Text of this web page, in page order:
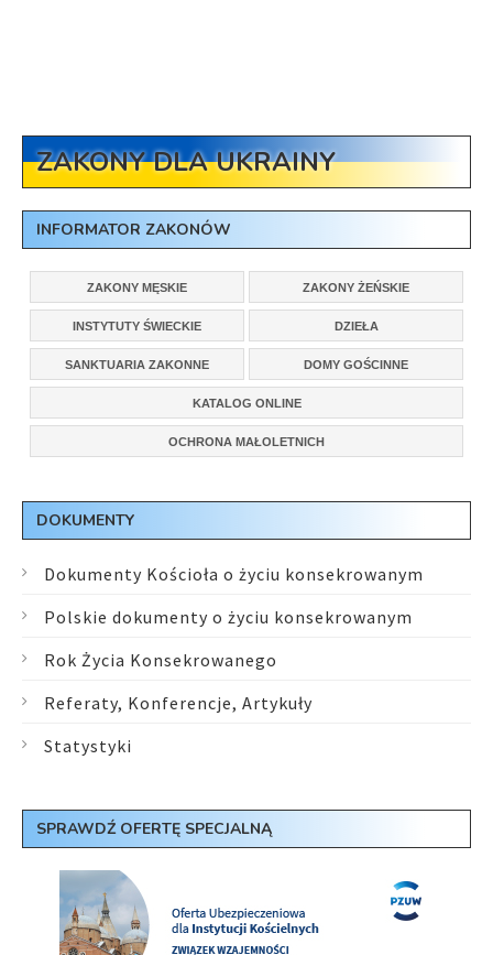
ZAKONY DLA UKRAINY
INFORMATOR ZAKONÓW
ZAKONY MĘSKIE ZAKONY ŻEŃSKIE
INSTYTUTY ŚWIECKIE DZIEŁA
SANKTUARIA ZAKONNE DOMY GOŚCINNE
KATALOG ONLINE
OCHRONA MAŁOLETNICH
DOKUMENTY
Dokumenty Kościoła o życiu konsekrowanym
Polskie dokumenty o życiu konsekrowanym
Rok Życia Konsekrowanego
Referaty, Konferencje, Artykuły
Statystyki
SPRAWDŹ OFERTĘ SPECJALNĄ